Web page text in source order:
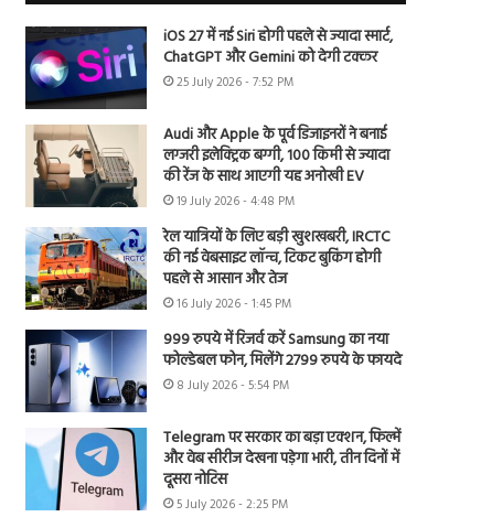
iOS 27 में नई Siri होगी पहले से ज्यादा स्मार्ट,
ChatGPT और Gemini को देगी टक्कर
25 July 2026 - 7:52 PM
Audi और Apple के पूर्व डिजाइनरों ने बनाई
लग्जरी इलेक्ट्रिक बग्गी, 100 किमी से ज्यादा
की रेंज के साथ आएगी यह अनोखी EV
19 July 2026 - 4:48 PM
रेल यात्रियों के लिए बड़ी खुशखबरी, IRCTC
की नई वेबसाइट लॉन्च, टिकट बुकिंग होगी
पहले से आसान और तेज
16 July 2026 - 1:45 PM
999 रुपये में रिजर्व करें Samsung का नया
फोल्डेबल फोन, मिलेंगे 2799 रुपये के फायदे
8 July 2026 - 5:54 PM
Telegram पर सरकार का बड़ा एक्शन, फिल्में
और वेब सीरीज देखना पड़ेगा भारी, तीन दिनों में
दूसरा नोटिस
5 July 2026 - 2:25 PM